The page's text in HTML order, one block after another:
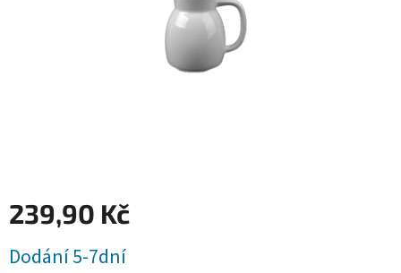
239,90 Kč
cena:
Dodání 5-7dní